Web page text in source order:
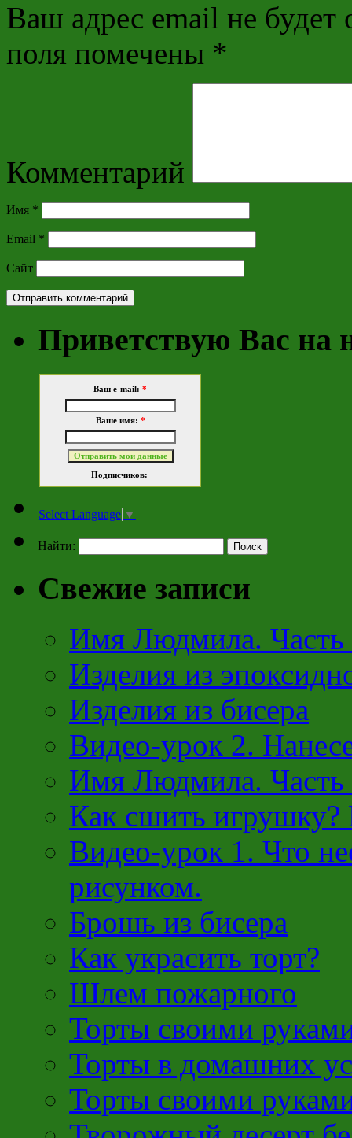
Ваш адрес email не будет
поля помечены *
Комментарий
Имя *
Email *
Сайт
Приветствую Вас на
Ваш e-mail: *
Ваше имя: *
Подписчиков:
Select Language ▼
Найти:
Свежие записи
Имя Людмила. Часть
Изделия из
Изделия из бисера
Видео-урок 2.
Имя Людмила. Часть
Как сшить
Видео-урок 1. Что
рисунком.
Брошь из бисера
Как украсить торт?
Шлем пожарного
Торты своими
Торты в домашних
Торты своими